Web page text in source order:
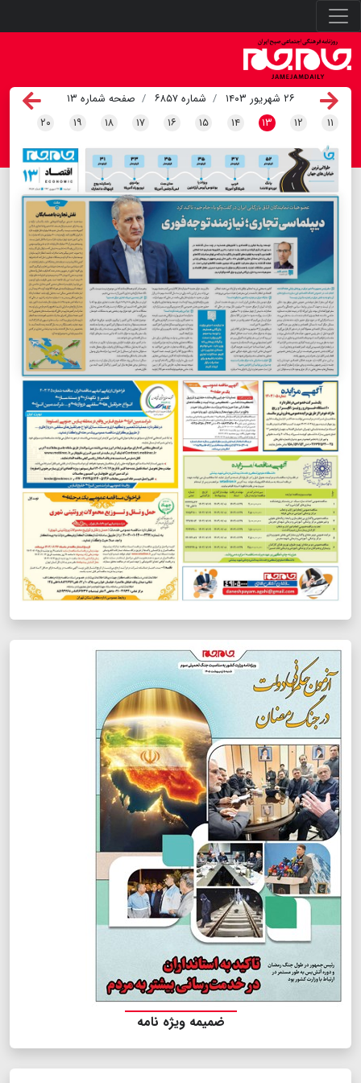
۲۶ شهریور ۱۴۰۳ شماره ۶۸۵۷
صفحه شماره ۱۳
۱۱ ۱۲ ۱۳ ۱۴ ۱۵ ۱۶ ۱۷ ۱۸ ۱۹ ۲۰
ضمیمه ویژه نامه